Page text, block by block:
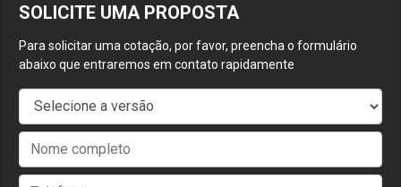
SOLICITE UMA PROPOSTA
Para solicitar uma cotação, por favor, preencha o formulário
abaixo que entraremos em contato rapidamente